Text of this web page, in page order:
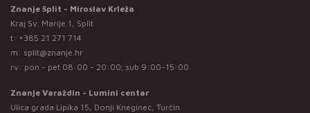
Znanje Split - Miroslav Krleža
Kraj Sv. Marije 1, Split
t: +385 21 271 714
m: split@znanje.hr
rv: pon - pet 08:00 - 20:00; sub 9:00-15:00
Znanje Varaždin - Lumini centar
Ulica grada Lipika 15, Donji Kneginec, Turčin